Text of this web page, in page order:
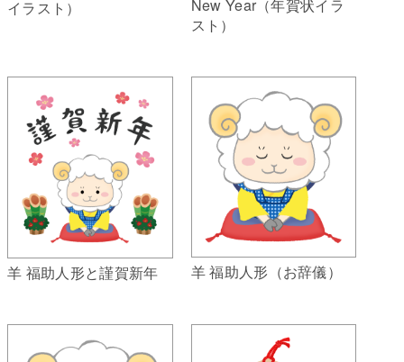
イラスト）
New Year（年賀状イラ
スト）
羊 福助人形と謹賀新年 羊 福助人形（お辞儀）